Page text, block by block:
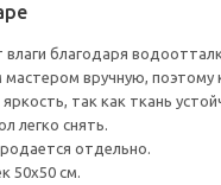
благодаря
мастером вручную, поэтому
так как ткань
легко снять.
отдельно.
50x50 см.